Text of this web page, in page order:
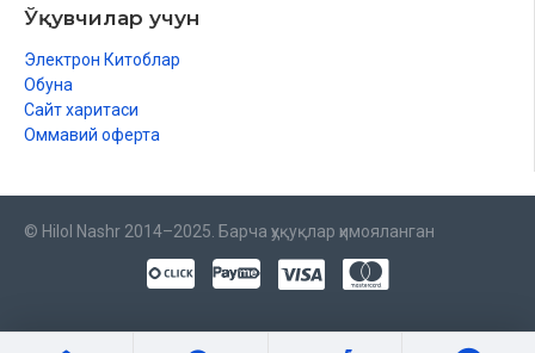
Ўқувчилар учун
Электрон Китоблар
Обуна
Сайт харитаси
Оммавий оферта
© Hilol Nashr 2014–2025. Барча ҳуқуқлар ҳимояланган